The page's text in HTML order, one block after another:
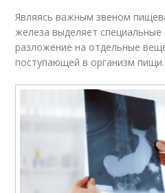
Являясь важным звеном
железа выделяет
разложение на отдельные
поступающей в организм пищи.